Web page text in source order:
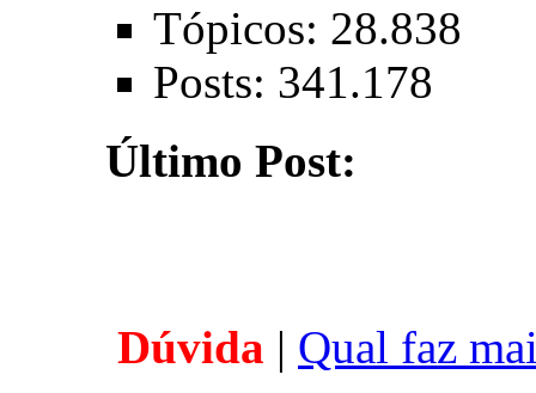
Tópicos: 28.838
Posts: 341.178
Último Post:
Dúvida | Qual faz